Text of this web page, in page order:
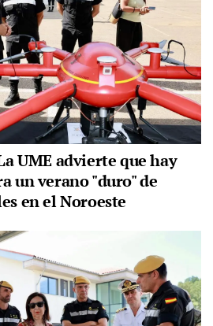
UME advierte que hay
un verano "duro" de
en el Noroeste